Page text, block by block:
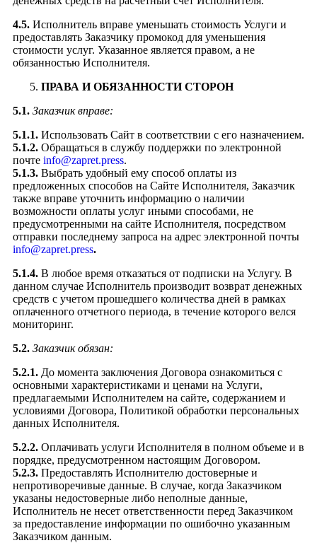
4.5. Исполнитель вправе уменьшать стоимость Услуги и
предоставлять Заказчику промокод для уменьшения
стоимости услуг. Указанное является правом, а не
обязанностью Исполнителя.
ПРАВА И ОБЯЗАННОСТИ СТОРОН
5.1. Заказчик вправе:
5.1.1. Использовать Сайт в соответствии с его назначением.
5.1.2. Обращаться в службу поддержки по электронной
почте info@zapret.press.
5.1.3. Выбрать удобный ему способ оплаты из
предложенных способов на Сайте Исполнителя, Заказчик
также вправе уточнить информацию о наличии
возможности оплаты услуг иными способами, не
предусмотренными на сайте Исполнителя, посредством
отправки последнему запроса на адрес электронной почты
info@zapret.press.
5.1.4. В любое время отказаться от подписки на Услугу. В
данном случае Исполнитель производит возврат денежных
средств с учетом прошедшего количества дней в рамках
оплаченного отчетного периода, в течение которого велся
мониторинг.
5.2. Заказчик обязан:
5.2.1. До момента заключения Договора ознакомиться с
основными характеристиками и ценами на Услуги,
предлагаемыми Исполнителем на сайте, содержанием и
условиями Договора, Политикой обработки персональных
данных Исполнителя.
5.2.2. Оплачивать услуги Исполнителя в полном объеме и в
порядке, предусмотренном настоящим Договором.
5.2.3. Предоставлять Исполнителю достоверные и
непротиворечивые данные. В случае, когда Заказчиком
указаны недостоверные либо неполные данные,
Исполнитель не несет ответственности перед Заказчиком
за предоставление информации по ошибочно указанным
Заказчиком данным.